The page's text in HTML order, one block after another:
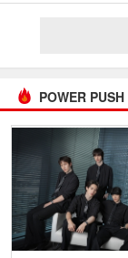
POWER PUSH